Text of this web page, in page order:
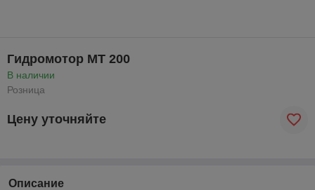
Гидромотор MT 200
В наличии
Розница
Цену уточняйте
Описание